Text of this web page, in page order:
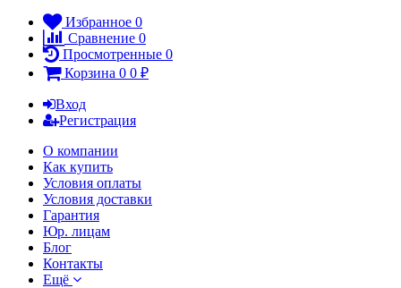
Избранное 0
Сравнение 0
Просмотренные 0
Корзина 0 0 ₽
Вход
Регистрация
О компании
Как купить
Условия оплаты
Условия доставки
Гарантия
Юр. лицам​
Блог
Контакты
Ещё